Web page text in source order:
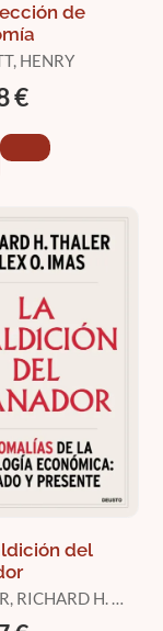
de
HENRY
€
del
RICHARD H. /